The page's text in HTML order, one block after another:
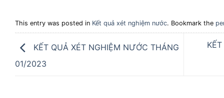
This entry was posted in Kết quả xét nghiệm nước. Bookmark the
KẾT QUẢ XÉT NGHIỆM NƯỚC THÁNG
01/2023